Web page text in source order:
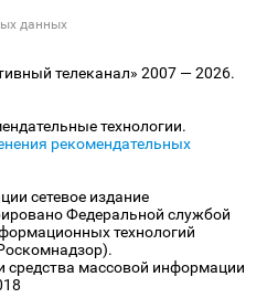
данных
телеканал» 2007 — 2026.
технологии.
рекомендательных
сетевое издание
Федеральной службой
технологий
средства массовой информации